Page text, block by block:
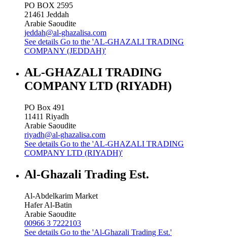
PO BOX 2595
21461 Jeddah
Arabie Saoudite
jeddah@al-ghazalisa.com
See details Go to the 'AL-GHAZALI TRADING
COMPANY (JEDDAH)'
AL-GHAZALI TRADING
COMPANY LTD (RIYADH)
PO Box 491
11411 Riyadh
Arabie Saoudite
riyadh@al-ghazalisa.com
See details Go to the 'AL-GHAZALI TRADING
COMPANY LTD (RIYADH)'
Al-Ghazali Trading Est.
Al-Abdelkarim Market
Hafer Al-Batin
Arabie Saoudite
00966 3 7222103
See details Go to the 'Al-Ghazali Trading Est.'